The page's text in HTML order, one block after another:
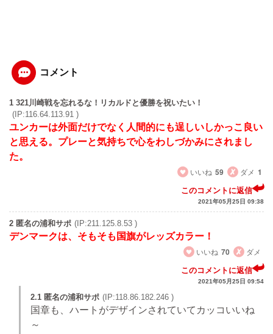
コメント
1 321川崎戦を忘れるな！リカルドと優勝を祝いたい！
(IP:116.64.113.91 )
ユンカーは外面だけでなく人間的にも逞しいしかっこ良い
と思える。プレーと気持ちで心をわしづかみにされまし
た。
いいね 59 ダメ 1
このコメントに返信
2021年05月25日 09:38
2 匿名の浦和サポ (IP:211.125.8.53 )
デンマークは、そもそも国旗がレッズカラー！
いいね 70 ダメ
このコメントに返信
2021年05月25日 09:54
2.1 匿名の浦和サポ (IP:118.86.182.246 )
国章も、ハートがデザインされていてカッコいいね
～